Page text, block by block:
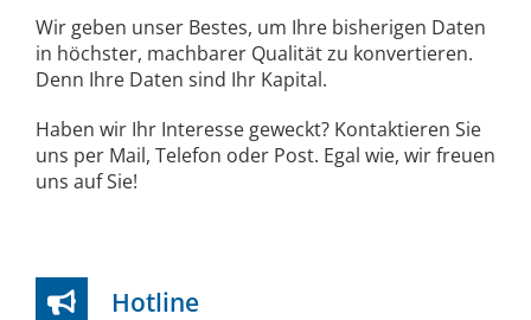
Wir geben unser Bestes, um Ihre bisherigen Daten
in höchster, machbarer Qualität zu konvertieren.
Denn Ihre Daten sind Ihr Kapital.
Haben wir Ihr Interesse geweckt? Kontaktieren Sie
uns per Mail, Telefon oder Post. Egal wie, wir freuen
uns auf Sie!
Hotline